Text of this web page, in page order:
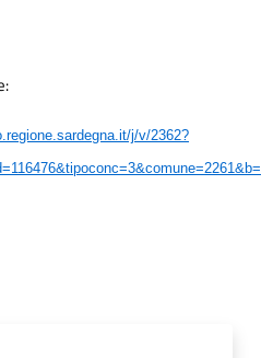
j/v/2362?